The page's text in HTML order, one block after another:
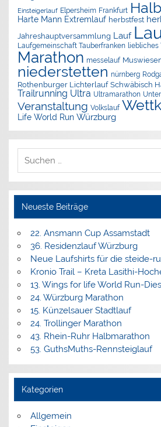
Einsteigerlauf Elpersheim Frankfurt
Harte Mann Extremlauf herbstfest
Jahreshauptversammlung Lauf
Laufgemeinschaft Tauberfranken liebliches
Marathon messelauf
niederstetten nürnberg
Rothenburger Lichterlauf Schwäbisch
Trailrunning Ultra Ultramarathon
Veranstaltung Volkslauf
Life World Run Würzburg
Neueste Beiträge
22. Ansmann Cup Assamstadt
36. Residenzlauf Würzburg
Neue Laufshirts für die steide-
Kronio Trail – Kreta Lasithi-
13. Wings for life World Run-
24. Würzburg Marathon
15. Künzelsauer Stadtlauf
24. Trollinger Marathon
43. Rhein-Ruhr Halbmarathon
53. GuthsMuths-Rennsteiglauf
Kategorien
Allgemein